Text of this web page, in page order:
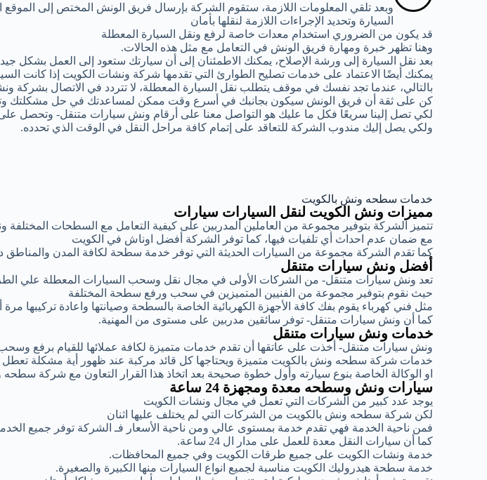
وبعد تلقي المعلومات اللازمة، ستقوم الشركة بإرسال فريق الونش المختص إلى
السيارة وتحديد الإجراءات اللازمة لنقلها بأمان
قد يكون من الضروري استخدام معدات خاصة لرفع ونقل السيارة المعطلة
وهنا تظهر خبرة ومهارة فريق الونش في التعامل مع مثل هذه الحالات.
بعد نقل السيارة إلى ورشة الإصلاح، يمكنك الاطمئنان إلى أن سيارتك ستعود إلى العمل بشكل
يمكنك أيضًا الاعتماد على خدمات تصليح الطوارئ التي تقدمها شركة ونشات الكويت إذا كانت
بالتالي، عندما تجد نفسك في موقف يتطلب نقل السيارة المعطلة، لا تتردد في الاتصال بشركة
كن على ثقة أن فريق الونش سيكون بجانبك في أسرع وقت ممكن لمساعدتك في حل مشكلتك
لكي تصل إلينا سريعًا فكل ما عليك هو التواصل معنا على أرقام ونش سيارات متنقل- وتحصل على
ولكي يصل إليك مندوب الشركة للتعاقد على إتمام كافة مراحل النقل في الوقت الذي تحدده.
خدمات سطحه ونش بالكويت
مميزات ونش الكويت لنقل السيارات سيارات
تتميز الشركة بتوفير مجموعة من العاملين المدربين على كيفية التعامل مع السطحات
مع ضمان عدم احداث أي تلفيات فيها، كما توفر الشركة أفضل اوناش في الكويت
كما تقدم الشركة مجموعة من السيارات الحديثة التي توفر خدمة سطحة لكافة المدن والمناطق
أفضل ونش سيارات متنقل
تعد ونش سيارات متنقل- من الشركات الأولى في مجال نقل وسحب السيارات المعطلة علي
حيث نقوم بتوفير مجموعة من الفنيين المتميزين في سحب ورفع سطحة المختلفة
مثل فني كهرباء يقوم بفك كافة الأجهزة الكهربائية الخاصة بالسطحة وصيانتها واعادة تركيبها
كما أن ونش سيارات متنقل- توفر سائقين مدربين على مستوى من المهنية.
خدمات ونش سيارات متنقل
ونش سيارات متنقل- أخذت على عاتقها أن تقدم خدمات متميزة لكافة عملائها للقيام برفع وسحب
خدمات شركة سطحه ونش بالكويت متميزة ويحتاجها كل قائد مركبة عند ظهور أية مشكلة تعطل
او الوكالة الخاصة بنوع سيارته وأول خطوة صحيحة بعد اتخاذ هذا القرار التعاون مع شركة
سيارات ونش وسطحه معدة ومجهزة 24 ساعة
يوجد عدد كبير من الشركات التي تعمل في مجال ونشات الكويت
لكن شركة سطحه ونش بالكويت من الشركات التي لم يختلف عليها اثنان
فمن ناحية الخدمة فهي تقدم خدمة بمستوى عالي ومن ناحية الأسعار فـ الشركة توفر جميع
كما أن سيارات النقل معدة للعمل على مدار ال 24 ساعة.
خدمة ونشات الكويت على جميع طرقات الكويت وفي جميع المحافظات.
خدمة سطحة هيدروليك الكويت مناسبة لجميع انواع السيارات منها الكبيرة والصغيرة.